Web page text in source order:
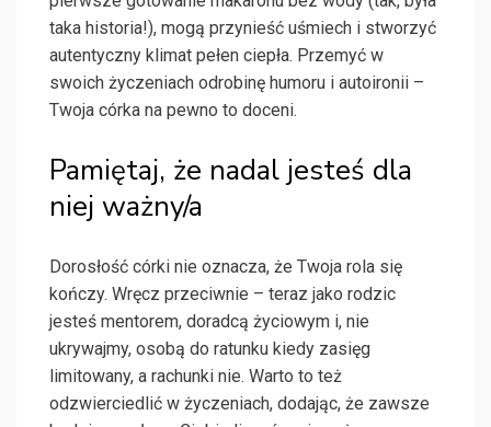
taka historia!), mogą przynieść uśmiech i stworzyć
autentyczny klimat pełen ciepła. Przemyć w
swoich życzeniach odrobinę humoru i autoironii –
Twoja córka na pewno to doceni.
Pamiętaj, że nadal jesteś dla
niej ważny/a
Dorosłość córki nie oznacza, że Twoja rola się
kończy. Wręcz przeciwnie – teraz jako rodzic
jesteś mentorem, doradcą życiowym i, nie
ukrywajmy, osobą do ratunku kiedy zasięg
limitowany, a rachunki nie. Warto to też
odzwierciedlić w życzeniach, dodając, że zawsze